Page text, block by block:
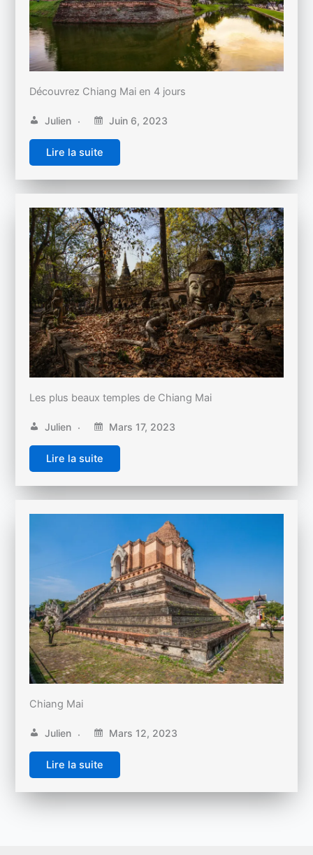
Découvrez Chiang Mai en 4 jours
Julien Juin 6, 2023
Lire la suite
Les plus beaux temples de Chiang Mai
Julien Mars 17, 2023
Lire la suite
Chiang Mai
Julien Mars 12, 2023
Lire la suite